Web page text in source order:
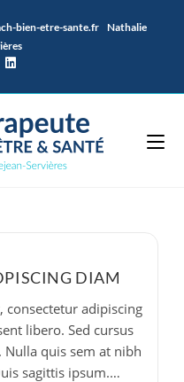
bien-etre-sante.fr Nathalie
DIAM
adipiscing
libero. Sed cursus
Nulla quis sem at nibh
sagittis ipsum.…